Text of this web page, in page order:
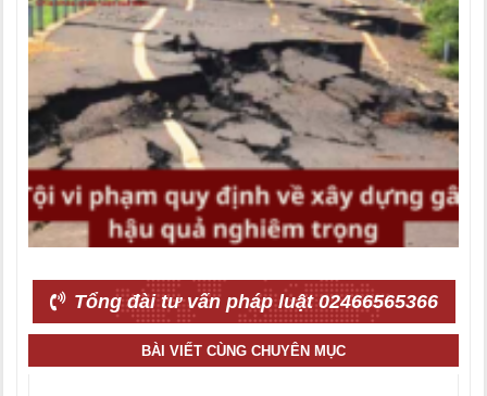
Tổng đài tư vấn pháp luật 02466565366
BÀI VIẾT CÙNG CHUYÊN MỤC